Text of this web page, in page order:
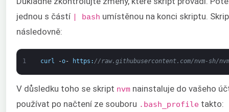
jednou s částí
| bash umístěnou na konci skriptu.
následovně:
1 curl -o- https : //raw.githubusercontent.com/nvm-sh/
V důsledku toho se skript nvm nainstaluje do vašeho
používat po načtení ze souboru .bash_profile takto: